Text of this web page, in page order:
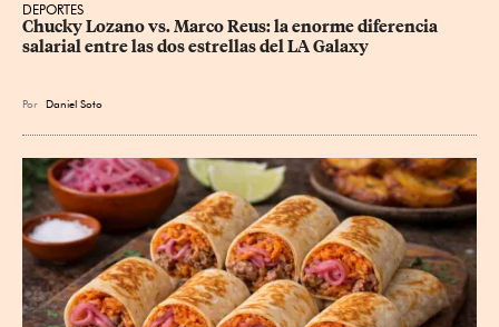
DEPORTES
Chucky Lozano vs. Marco Reus: la enorme diferencia
salarial entre las dos estrellas del LA Galaxy
Por Daniel Soto